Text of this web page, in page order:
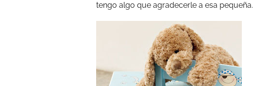
tengo algo que agradecerle a esa pequeña.